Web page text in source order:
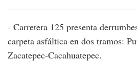
- Carretera 125 presenta
carpeta asfáltica en dos tramos:
Zacatepec-Cacahuatepec.